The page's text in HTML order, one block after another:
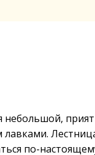
небольшой,
по-